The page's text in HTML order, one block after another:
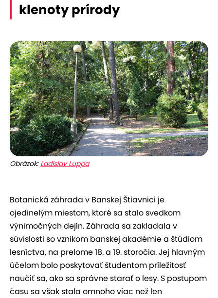
klenoty prírody
Obrázok: Ladislav Luppa
Botanická záhrada v Banskej Štiavnici je
ojedinelým miestom, ktoré sa stalo svedkom
výnimočných dejín. Záhrada sa zakladala v
súvislosti so vznikom banskej akadémie a štúdiom
lesníctva, na prelome 18. a 19. storočia. Jej hlavným
účelom bolo poskytovať študentom príležitosť
naučiť sa, ako sa správne starať o lesy. S postupom
času sa však stala omnoho viac než len